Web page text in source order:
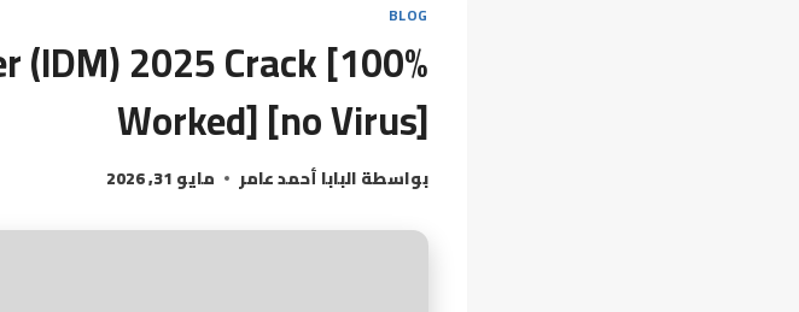
BLOG
2025 Crack [100%
Worked] [no Virus]
بواسطةالبابا أحمد عامر مايو 31, 2026